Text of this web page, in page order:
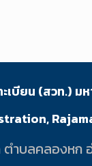
เบียน (สวท.)
ำบลคลองหก